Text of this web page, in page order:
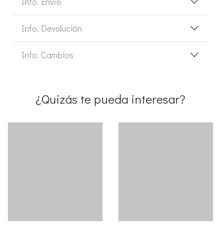
Info. Devolución
Info. Cambios
¿Quizás te pueda interesar?